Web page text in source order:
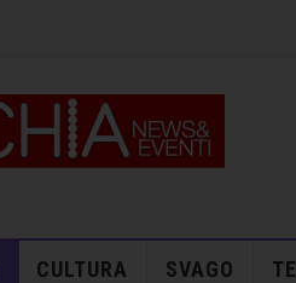
CULTURA SVAGO